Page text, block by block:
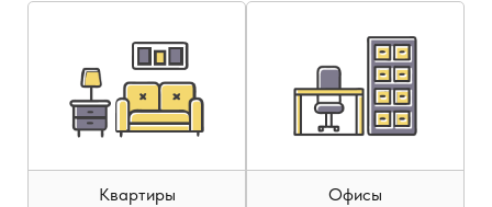
Квартиры Офисы